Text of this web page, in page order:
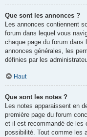
Que sont les annonces ?
Les annonces contiennent
forum dans lequel vous
chaque page du forum
annonces générales, les
définies par les
Haut
Que sont les notes ?
Les notes apparaissent en
première page du forum
et il est recommandé de les
possibilité. Tout comme les